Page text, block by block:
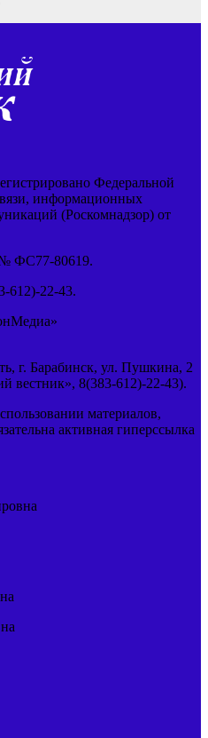
Федеральной
информационных
(Роскомнадзор) от
ФС77-80619.
612)-22-43.
г. Барабинск, ул. Пушкина, 2
вестник», 8(383-612)-22-43).
материалов,
активная гиперссылка